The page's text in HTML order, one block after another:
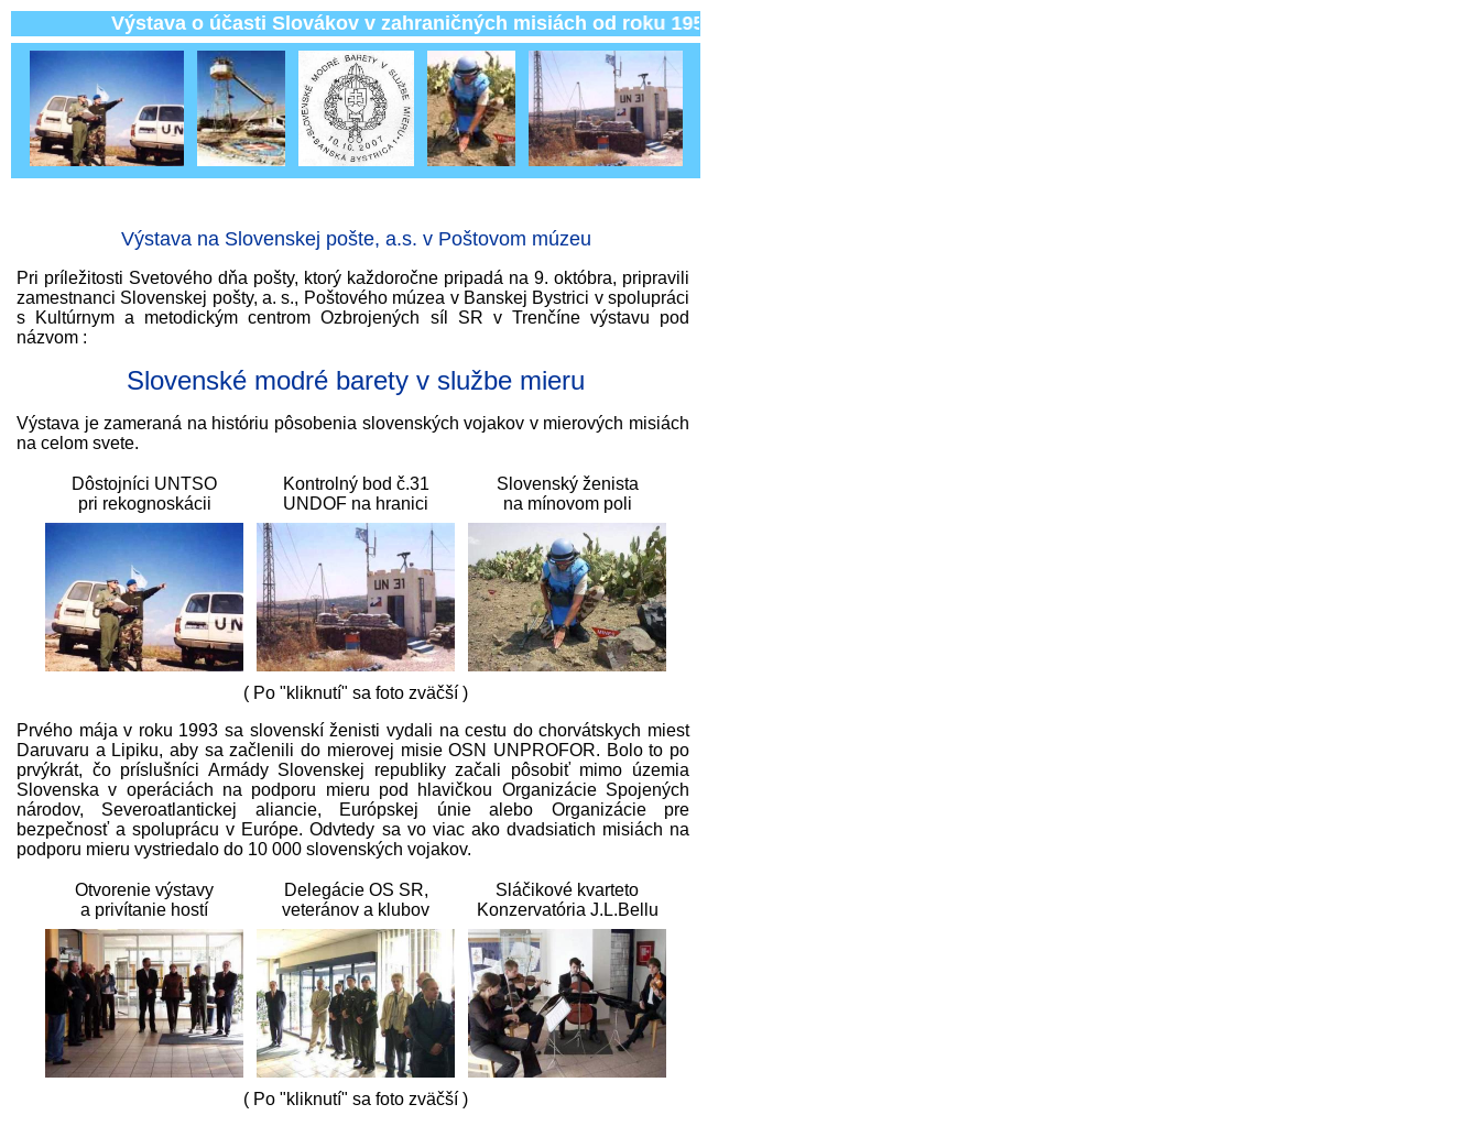
Výstava o účasti Slovákov v zahraničných misiách od roku 1953
Výstava na Slovenskej pošte, a.s. v Poštovom múzeu
Pri príležitosti Svetového dňa pošty, ktorý každoročne pripadá na 9. októbra, pripravili
zamestnanci Slovenskej pošty, a. s., Poštového múzea v Banskej Bystrici v spolupráci
s Kultúrnym a metodickým centrom Ozbrojených síl SR v Trenčíne výstavu pod
názvom :
Slovenské modré barety v službe mieru
Výstava je zameraná na históriu pôsobenia slovenských vojakov v mierových misiách
na celom svete.
Dôstojníci UNTSO
pri rekognoskácii
Kontrolný bod č.31
UNDOF na hranici
Slovenský ženista
na mínovom poli
( Po "kliknutí" sa foto zväčší )
Prvého mája v roku 1993 sa slovenskí ženisti vydali na cestu do chorvátskych miest
Daruvaru a Lipiku, aby sa začlenili do mierovej misie OSN UNPROFOR. Bolo to po
prvýkrát, čo príslušníci Armády Slovenskej republiky začali pôsobiť mimo územia
Slovenska v operáciách na podporu mieru pod hlavičkou Organizácie Spojených
národov, Severoatlantickej aliancie, Európskej únie alebo Organizácie pre
bezpečnosť a spoluprácu v Európe. Odvtedy sa vo viac ako dvadsiatich misiách na
podporu mieru vystriedalo do 10 000 slovenských vojakov.
Otvorenie výstavy
a privítanie hostí
Delegácie OS SR,
veteránov a klubov
Sláčikové kvarteto
Konzervatória J.L.Bellu
( Po "kliknutí" sa foto zväčší )